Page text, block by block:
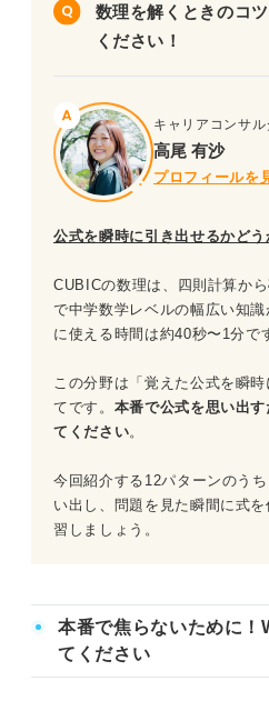
問題33（難
問題36（難易
CUBIC「数理」を対策
数理を解くときのコ
ください！
キャリアコンサル
高尾 有沙
プロフィールを
公式を瞬時に引き出せるかどう
CUBICの数理は、四則計算か
で中学数学レベルの幅広い知
に使える時間は約40秒〜1分で
この分野は「覚えた公式を瞬
てです。 本番で公式を思い出
てください。
今回紹介する12パターンのう
い出し、問題を見た瞬間に式
習しましょう。
本番で焦らないために！
てください
問題7（難易度：★★☆☆☆）
問題9（難易度：★★★★☆）
問題10（難易度：★★☆☆☆）
問題11（難易度：★★★☆☆）
問題12（難易度：★★★★☆）
問題13（難易度：★★★☆☆）
問題14（難易度：★★★★☆）
問題15（難易度：★★★★★）
問題16（難易度：★★☆☆☆）
問題17（難易度：★★★☆☆）
問題19（難易度：★★★☆☆）
問題20（難易度：★★★★☆）